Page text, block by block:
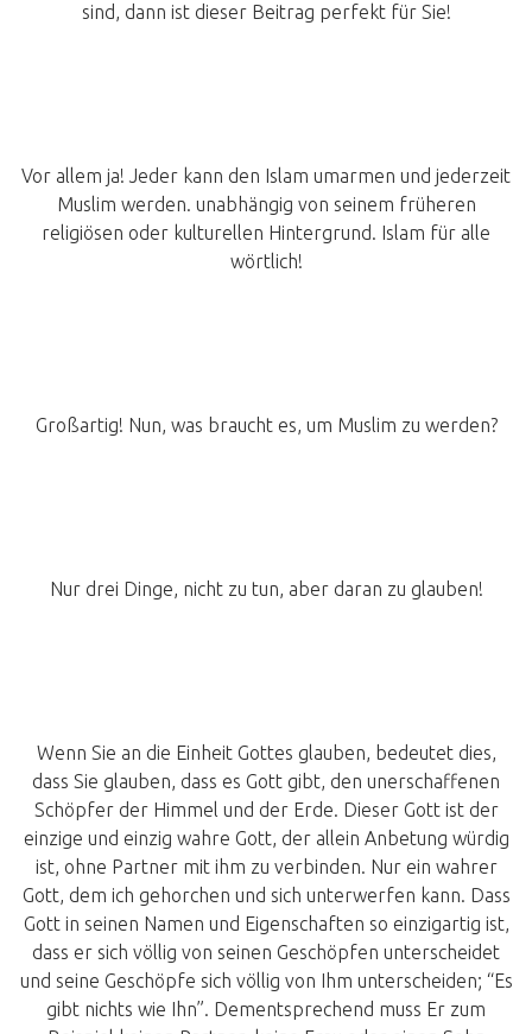
sind, dann ist dieser Beitrag perfekt für Sie!
Vor allem ja! Jeder kann den Islam umarmen und jederzeit
Muslim werden. unabhängig von seinem früheren
religiösen oder kulturellen Hintergrund. Islam für alle
wörtlich!
Großartig! Nun, was braucht es, um Muslim zu werden?
Nur drei Dinge, nicht zu tun, aber daran zu glauben!
Wenn Sie an die Einheit Gottes glauben, bedeutet dies,
dass Sie glauben, dass es Gott gibt, den unerschaffenen
Schöpfer der Himmel und der Erde. Dieser Gott ist der
einzige und einzig wahre Gott, der allein Anbetung würdig
ist, ohne Partner mit ihm zu verbinden. Nur ein wahrer
Gott, dem ich gehorchen und sich unterwerfen kann. Dass
Gott in seinen Namen und Eigenschaften so einzigartig ist,
dass er sich völlig von seinen Geschöpfen unterscheidet
und seine Geschöpfe sich völlig von Ihm unterscheiden; “Es
gibt nichts wie Ihn”. Dementsprechend muss Er zum